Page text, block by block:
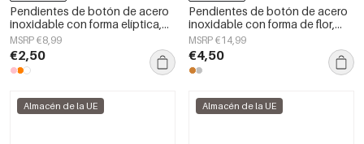
Pendientes de botón de acero
inoxidable con forma elíptica,
sencillos, de la serie Daily
Simple, joyería para mujer.
MSRP €8,99
€2,50
Pendientes de botón de acero
inoxidable con forma de flor,
serie Simple Simple, joyería para
mujer
MSRP €14,99
€4,50
Almacén de la UE Almacén de la UE